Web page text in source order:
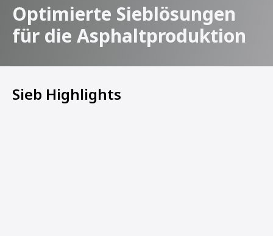
Optimierte Sieblösungen
für die Asphaltproduktion
Sieb Highlights